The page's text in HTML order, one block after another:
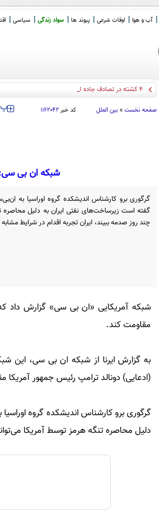
آب و هوا اوقات شرعی پیوند ها سواد زندگی سیاسی
۴ کشته در تصادف جاده اهواز خرمشهر
صفحه نخست » بین الملل کد خبر ۱۱۶۲۰۴۲ ‍‍‍ پ
شبکه ان بی سی:
گرگوری برو کارشناس اندیشکده گروه اوراسیا به
گفته است زیرساخت‌های نفتی ایران به دلیل محاصره
چند روز صدمه ببیند، ایران تجربه اقدام در شرایط مشابه
شبکه آمریکایی «ان بی سی» گزارش داد که
مقاومت کند.
به گزارش ایرنا از شبکه ان بی سی، این
(ادعایی) دونالد ترامپ رئیس جمهور آمریکا
گرگوری برو کارشناس اندیشکده گروه
دلیل محاصره تنگه هرمز توسط آمریکا